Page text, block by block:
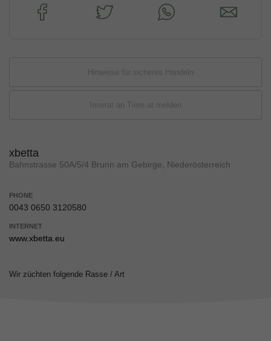
Hinweise für sicheres Handeln
Inserat an Tiere.at melden
xbetta
Bahnstrasse 50A/5/4 Brunn am Gebirge, Niederösterreich
PHONE
0043 0650 3120580
INTERNET
www.xbetta.eu
Wir züchten folgende Rasse / Art